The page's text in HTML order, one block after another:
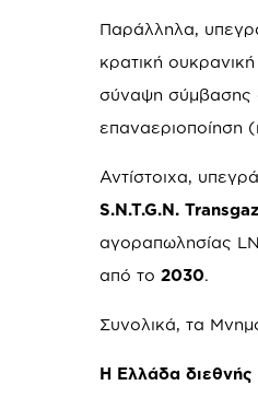
Παράλληλα,
κρατική ουκρανική
σύναψη σύμβασης
επαναεριοποίηση
Αντίστοιχα,
S.N.T.G.N.
αγοραπωλησίας
από το2030.
Συνολικά, τα
Η Ελλάδα διεθνής